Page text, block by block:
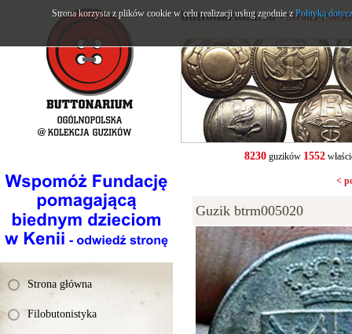
Strona główna
Filobutonistyka
buttonarium.eu- Strona
8230guzików 1552
<
Guzik btrm005020
Strona korzysta z plików cookie w celu realizacji usług zgodnie zPolityką